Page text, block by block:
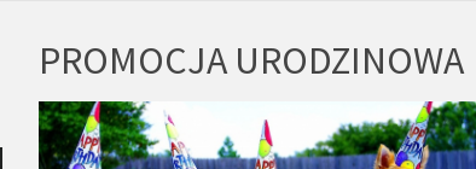
PROMOCJA URODZINOWA